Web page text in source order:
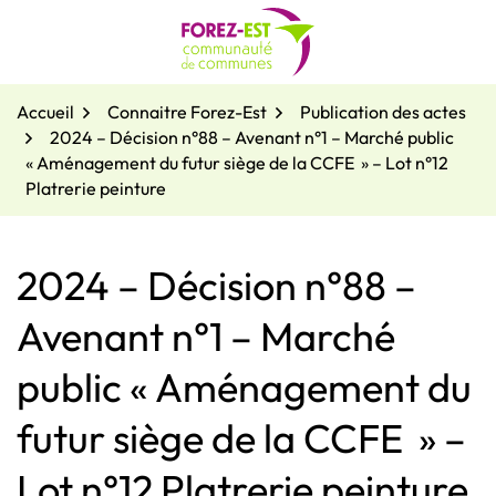
Accueil
Connaitre Forez-Est
Publication des actes
2024 – Décision n°88 – Avenant n°1 – Marché public
« Aménagement du futur siège de la CCFE » – Lot n°12
Platrerie peinture
2024 – Décision n°88 –
Avenant n°1 – Marché
public « Aménagement du
futur siège de la CCFE » –